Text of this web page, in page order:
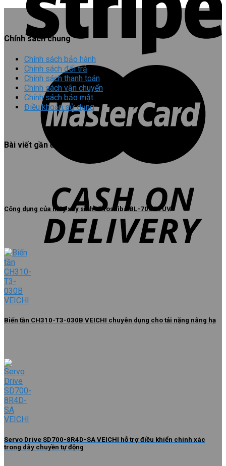
Chính sách chung
Chính sách bảo hành
Chính sách đổi trả
Chính sách thanh toán
Chính sách vận chuyển
Chính sách bảo mật
Điều khoản sử dụng
Bài viết gần đây
Công dụng của máy xay sinh tố Toshiba BL-70GR1UV
Biến tần CH310-T3-030B VEICHI chuyên dụng cho tải nặng nâng hạ
Servo Drive SD700-8R4D-SA VEICHI hỗ trợ điều khiển chính xác
trong dây chuyền tự động